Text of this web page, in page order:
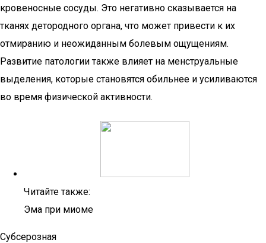
кровеносные сосуды. Это негативно сказывается на
тканях детородного органа, что может привести к их
отмиранию и неожиданным болевым ощущениям.
Развитие патологии также влияет на менструальные
выделения, которые становятся обильнее и усиливаются
во время физической активности.
Читайте также:
Эма при миоме
Субсерозная